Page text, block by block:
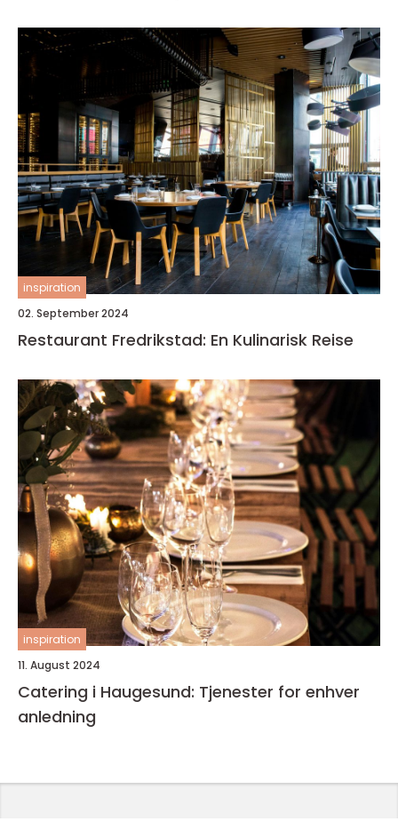
inspiration
02. September 2024
Restaurant Fredrikstad: En Kulinarisk Reise
inspiration
11. August 2024
Catering i Haugesund: Tjenester for enhver
anledning